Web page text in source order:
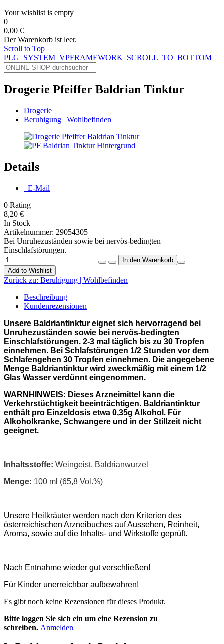
Your wishlist is empty
0
0,00 €
Der Warenkorb ist leer.
Scroll to Top
PLG_SYSTEM_VPFRAMEWORK_SCROLL_TO_BOTTOM
Drogerie Pfeiffer Baldrian Tinktur
Drogerie
Beruhigung | Wohlbefinden
Details
E-Mail
0 Rating
8,20 €
In Stock
Artikelnummer: 29054305
Bei Unruhezuständen sowie bei nervös-bedingten
Einschlafstörungen.
Add to Wishlist
Zurück zu: Beruhigung | Wohlbefinden
Beschreibung
Kundenrezensionen
Unsere Baldriantinktur eignet sich hervorragend bei
Unruhezuständen sowie bei nervös-bedingten
Einschlafstörungen. 2-3 mal täglich bis zu 30 Tropfen
einnehmen. Bei Schlafstörungen 1/2 Stunden vor dem
Schlafengehen 30 Tropfen einnehmen. Die angegebene
Menge Baldriantinktur wird zweckmäßig mit einem 1/2
Glas Wasser verdünnt eingenommen.
WARNHINWEIS: Dieses Arzneimittel kann die
Verkehrstüchtigkeit beeinträchtigen. Baldriantinktur
enthält pro Einzeldosis etwa 0,35g Alkohol. Für
Alkoholkranke, Schwangere und in der Stillzeit nicht
geeignet.
Inhaltsstoffe: Weingeist, Baldrianwurzel
Menge: 100 ml (65,8 Vol.%)
Unsere Heilkräuter werden nach den Kriterien des
österreichischen Arzneibuches auf Aussehen, Reinheit,
Aroma, sowie auf die Inhalts- und Wirkstoffe geprüft.
Nach Entnahme wieder gut verschließen!
Für Kinder unerreichbar aufbewahren!
Es gibt noch keine Rezensionen für dieses Produkt.
Bitte loggen Sie sich ein um eine Rezension zu
schreiben. Anmelden